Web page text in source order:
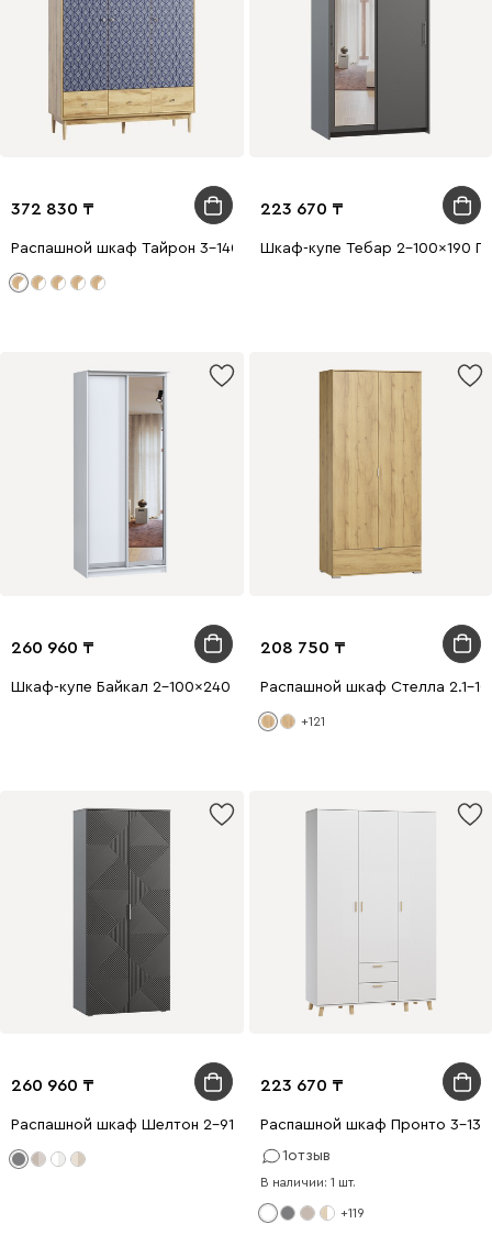
372 830
Распашной шкаф Тайрон 3-140x200 Шарм ​
223 670
Шкаф-купе Тебар 2-100x190
260 960
Шкаф-купе Байкал 2-100x240 Белый с зеркалом
208 750
Распашной шкаф Стелла 2.1-
+121
260 960
Распашной шкаф Шелтон 2-91x212 Графитовый
223 670
Распашной шкаф Пронто 3-
1отзыв
В наличии: 1 шт.
+119